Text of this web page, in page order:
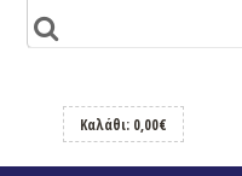
Καλάθι: 0,00€